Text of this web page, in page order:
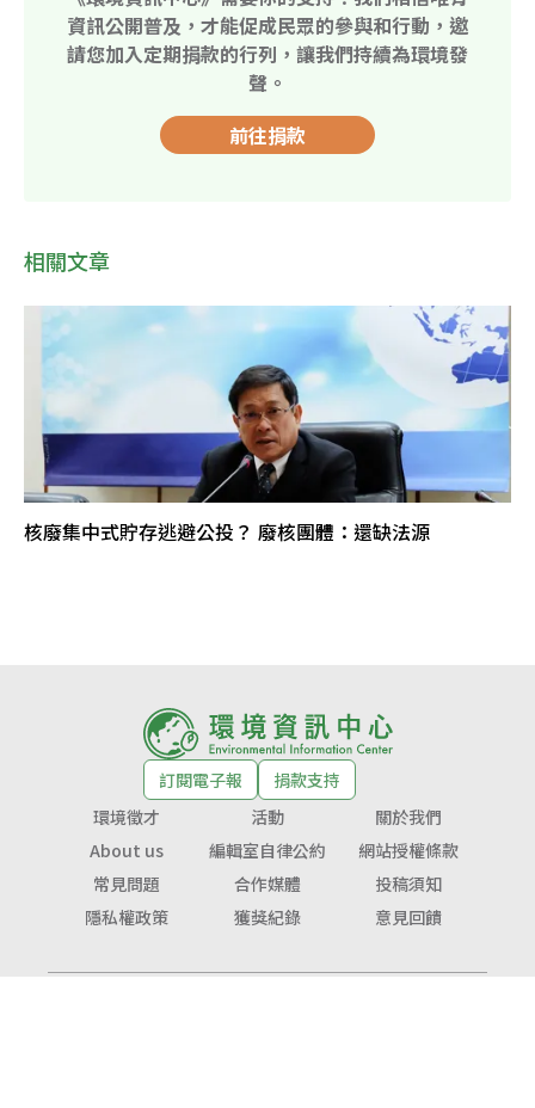
資訊公開普及，才能促成民眾的參與和行動，邀
請您加入定期捐款的行列，讓我們持續為環境發
聲。
前往捐款
相關文章
核廢集中式貯存逃避公投？ 廢核團體：還缺法源
訂閱電子報
捐款支持
環境徵才
活動
關於我們
About us
編輯室自律公約
網站授權條款
常見問題
合作媒體
投稿須知
隱私權政策
獲獎紀錄 意見回饋